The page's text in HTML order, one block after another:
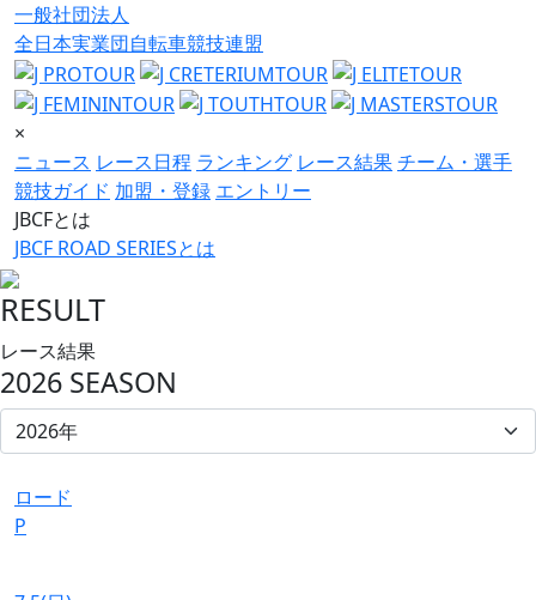
一般社団法人
全日本実業団自転車競技連盟
×
ニュース レース日程 ランキング レース結果チーム・選手
競技ガイド 加盟・登録 エントリー
JBCFとは
JBCF ROAD SERIESとは
RESULT
レース結果
2026 SEASON
ロード
P